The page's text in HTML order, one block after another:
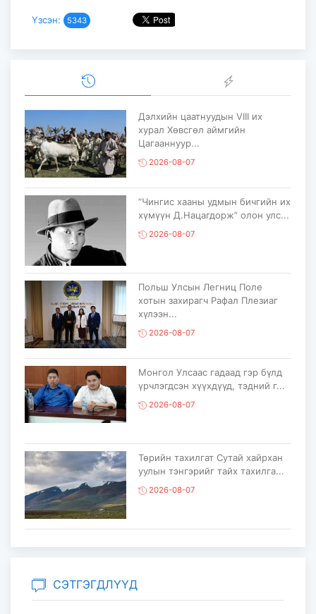
Үзсэн: 5343
Дэлхийн цаатнуудын VIII их
хурал Хөвсгөл аймгийн
Цагааннуур...
2026-08-07
“Чингис хааны удмын бичгийн их
хүмүүн Д.Нацагдорж” олон улс...
2026-08-07
Польш Улсын Легниц Поле
хотын захирагч Рафал Плезиаг
хүлээн...
2026-08-07
Монгол Улсаас гадаад гэр бүлд
үрчлэгдсэн хүүхдүүд, тэдний г...
2026-08-07
Төрийн тахилгат Сутай хайрхан
уулын тэнгэрийг тайх тахилга...
2026-08-07
СЭТГЭГДЛҮҮД